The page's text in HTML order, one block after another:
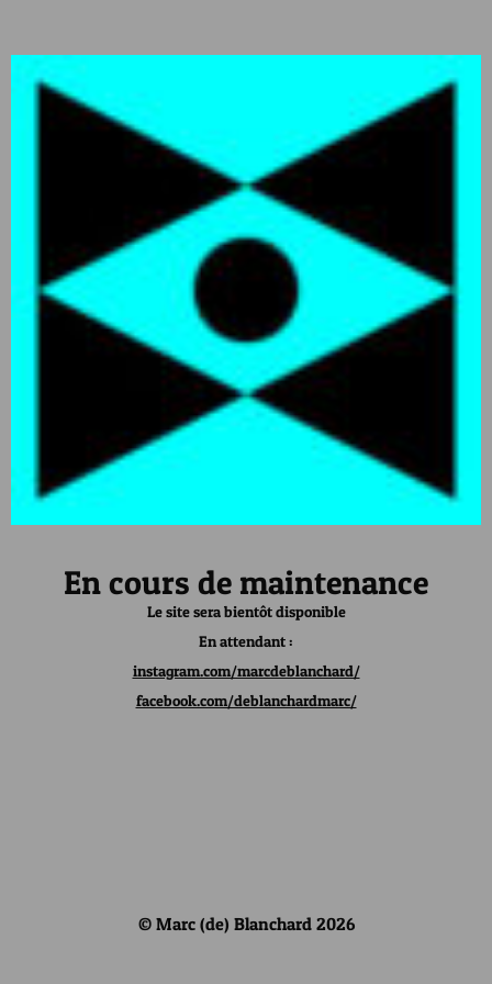
En cours de maintenance
Le site sera bientôt disponible
En attendant :
instagram.com/marcdeblanchard/
facebook.com/deblanchardmarc/
© Marc (de) Blanchard 2026